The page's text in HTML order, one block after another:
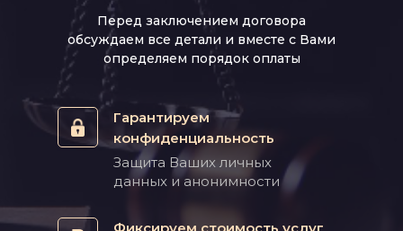
Гарантируем
конфиденциальность
Перед заключением договора
обсуждаем все детали и вместе с Вами
определяем порядок оплаты
Защита Ваших личных
данных и анонимности